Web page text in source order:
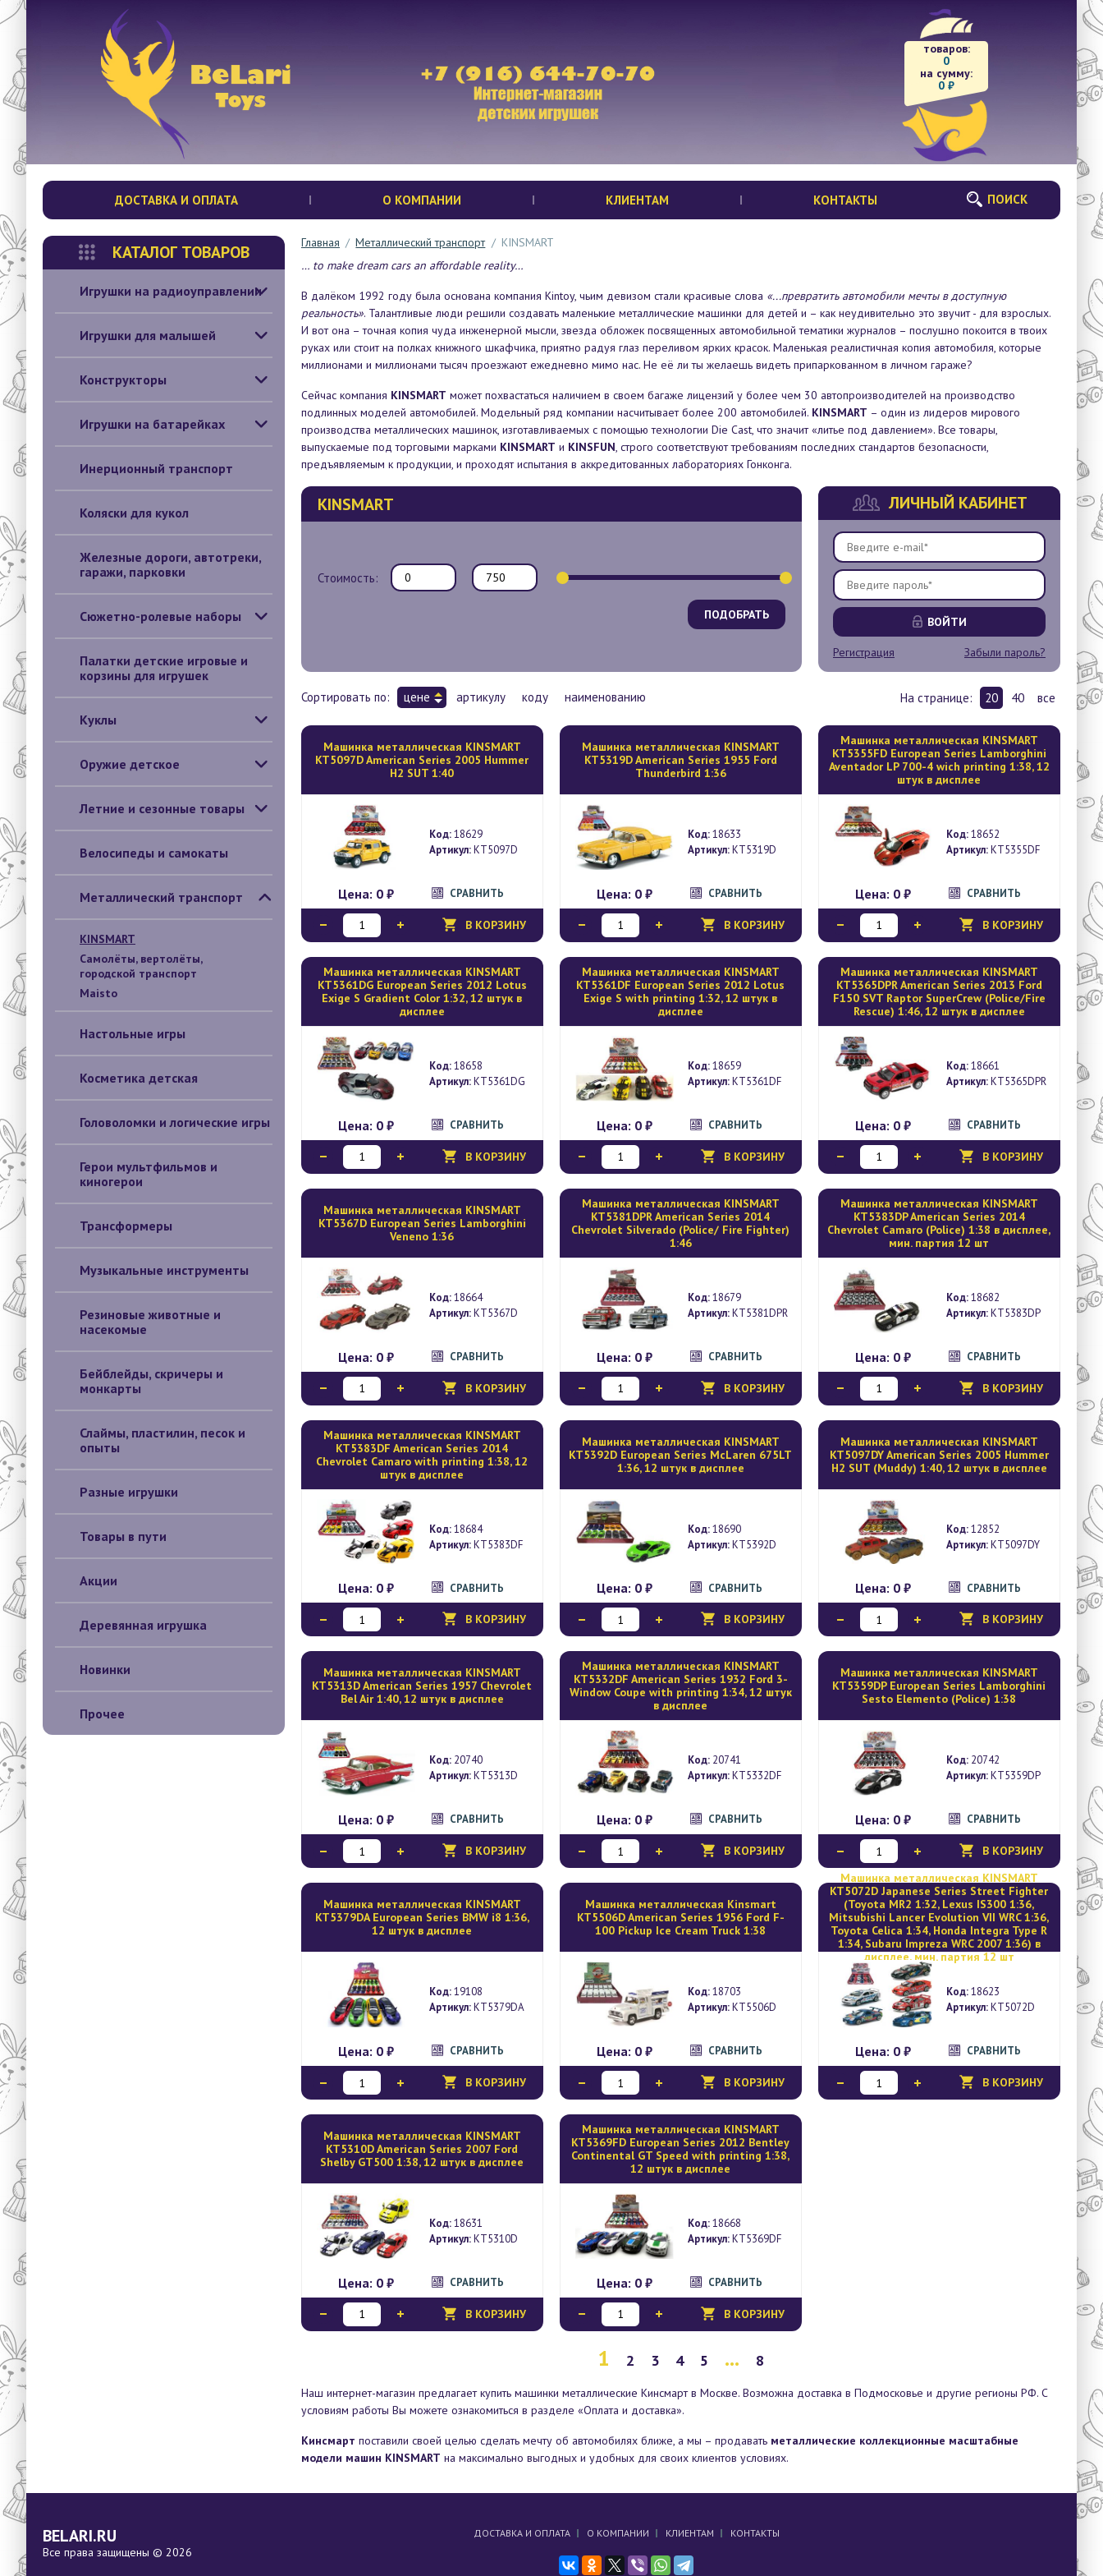
товаров:
0
на сумму:
0 ₽
ДОСТАВКА И ОПЛАТА О КОМПАНИИ КЛИЕНТАМ КОНТАКТЫ ПОИСК
КАТАЛОГ ТОВАРОВ
Игрушки на радиоуправлении
Игрушки для малышей
Конструкторы
Игрушки на батарейках
Инерционный транспорт
Коляски для кукол
Железные дороги, автотреки,
гаражи, парковки
Сюжетно-ролевые наборы
Палатки детские игровые и
корзины для игрушек
Куклы
Оружие детское
Летние и сезонные товары
Велосипеды и самокаты
Металлический транспорт
KINSMART
Самолёты, вертолёты,
городской транспорт
Maisto
Настольные игры
Косметика детская
Головоломки и логические игры
Герои мультфильмов и
киногерои
Трансформеры
Музыкальные инструменты
Резиновые животные и
насекомые
Бейблейды, скричеры и
монкарты
Слаймы, пластилин, песок и
опыты
Разные игрушки
Товары в пути
Акции
Деревянная игрушка
Новинки
Прочее
Главная / Металлический транспорт / KINSMART
… to make dream cars an affordable reality…
В далёком 1992 году была основана компания Kintoy, чьим девизом стали красивые слова «...превратить автомобили мечты в доступную
реальность». Талантливые люди решили создавать маленькие металлические машинки для детей и – как неудивительно это звучит - для взрослых.
И вот она – точная копия чуда инженерной мысли, звезда обложек посвященных автомобильной тематики журналов – послушно покоится в твоих
руках или стоит на полках книжного шкафчика, приятно радуя глаз переливом ярких красок. Маленькая реалистичная копия автомобиля, которые
миллионами и миллионами тысяч проезжают ежедневно мимо нас. Не её ли ты желаешь видеть припаркованном в личном гараже?
Сейчас компания KINSMART может похвастаться наличием в своем багаже лицензий у более чем 30 автопроизводителей на производство
подлинных моделей автомобилей. Модельный ряд компании насчитывает более 200 автомобилей. KINSMART – один из лидеров мирового
производства металлических машинок, изготавливаемых с помощью технологии Die Cast, что значит «литье под давлением». Все товары,
выпускаемые под торговыми марками KINSMART и KINSFUN, строго соответствуют требованиям последних стандартов безопасности,
предъявляемым к продукции, и проходят испытания в аккредитованных лабораториях Гонконга.
KINSMART
Стоимость:
ПОДОБРАТЬ
ЛИЧНЫЙ КАБИНЕТ
ВОЙТИ
Регистрация Забыли пароль?
Сортировать по: цене артикулу коду наименованию На странице: 20 40 все
Mашинка металлическая KINSMART
KT5097D American Series 2005 Hummer
H2 SUT 1:40
Цена: 0 ₽
Код:18629
Артикул:KT5097D
СРАВНИТЬ
В КОРЗИНУ
Mашинка металлическая KINSMART
KT5319D American Series 1955 Ford
Thunderbird 1:36
Цена: 0 ₽
Код:18633
Артикул:KT5319D
СРАВНИТЬ
В КОРЗИНУ
Mашинка металлическая KINSMART
KT5355FD European Series Lamborghini
Aventador LP 700-4 wich printing 1:38, 12
штук в дисплее
Цена: 0 ₽
Код:18652
Артикул:KT5355DF
СРАВНИТЬ
В КОРЗИНУ
Mашинка металлическая KINSMART
KT5361DG European Series 2012 Lotus
Exige S Gradient Color 1:32, 12 штук в
дисплее
Цена: 0 ₽
Код:18658
Артикул:KT5361DG
СРАВНИТЬ
В КОРЗИНУ
Mашинка металлическая KINSMART
KT5361DF European Series 2012 Lotus
Exige S with printing 1:32, 12 штук в
дисплее
Цена: 0 ₽
Код:18659
Артикул:KT5361DF
СРАВНИТЬ
В КОРЗИНУ
Mашинка металлическая KINSMART
KT5365DPR American Series 2013 Ford
F150 SVT Raptor SuperCrew (Police/Fire
Rescue) 1:46, 12 штук в дисплее
Цена: 0 ₽
Код:18661
Артикул:KT5365DPR
СРАВНИТЬ
В КОРЗИНУ
Mашинка металлическая KINSMART
KT5367D European Series Lamborghini
Veneno 1:36
Цена: 0 ₽
Код:18664
Артикул:KT5367D
СРАВНИТЬ
В КОРЗИНУ
Mашинка металлическая KINSMART
KT5381DPR American Series 2014
Chevrolet Silverado (Police/ Fire Fighter)
1:46
Цена: 0 ₽
Код:18679
Артикул:KT5381DPR
СРАВНИТЬ
В КОРЗИНУ
Mашинка металлическая KINSMART
KT5383DP American Series 2014
Chevrolet Camaro (Police) 1:38 в дисплее,
мин. партия 12 шт
Цена: 0 ₽
Код:18682
Артикул:KT5383DP
СРАВНИТЬ
В КОРЗИНУ
Mашинка металлическая KINSMART
KT5383DF American Series 2014
Chevrolet Camaro with printing 1:38, 12
штук в дисплее
Цена: 0 ₽
Код:18684
Артикул:KT5383DF
СРАВНИТЬ
В КОРЗИНУ
Mашинка металлическая KINSMART
KT5392D European Series McLaren 675LT
1:36, 12 штук в дисплее
Цена: 0 ₽
Код:18690
Артикул:KT5392D
СРАВНИТЬ
В КОРЗИНУ
Mашинка металлическая KINSMART
KT5097DY American Series 2005 Hummer
H2 SUT (Muddy) 1:40, 12 штук в дисплее
Цена: 0 ₽
Код:12852
Артикул:KT5097DY
СРАВНИТЬ
В КОРЗИНУ
Mашинка металлическая KINSMART
KT5313D American Series 1957 Chevrolet
Bel Air 1:40, 12 штук в дисплее
Цена: 0 ₽
Код: 20740
Артикул:KT5313D
СРАВНИТЬ
В КОРЗИНУ
Mашинка металлическая KINSMART
KT5332DF American Series 1932 Ford 3-
Window Coupe with printing 1:34, 12 штук
в дисплее
Цена: 0 ₽
Код: 20741
Артикул:KT5332DF
СРАВНИТЬ
В КОРЗИНУ
Mашинка металлическая KINSMART
KT5359DP European Series Lamborghini
Sesto Elemento (Police) 1:38
Цена: 0 ₽
Код: 20742
Артикул:KT5359DP
СРАВНИТЬ
В КОРЗИНУ
Mашинка металлическая KINSMART
KT5379DA European Series BMW i8 1:36,
12 штук в дисплее
Цена: 0 ₽
Код:19108
Артикул:KT5379DA
СРАВНИТЬ
В КОРЗИНУ
Mашинка металлическая Kinsmart
KT5506D American Series 1956 Ford F-
100 Pickup Ice Cream Truck 1:38
Цена: 0 ₽
Код:18703
Артикул:KT5506D
СРАВНИТЬ
В КОРЗИНУ
Mашинка металлическая KINSMART
KT5072D Japanese Series Street Fighter
(Toyota MR2 1:32, Lexus IS300 1:36,
Mitsubishi Lancer Evolution VII WRC 1:36,
Toyota Celica 1:34, Honda Integra Type R
1:34, Subaru Impreza WRC 2007 1:36) в
дисплее, мин. партия 12 шт
Цена: 0 ₽
Код:18623
Артикул:KT5072D
СРАВНИТЬ
В КОРЗИНУ
Mашинка металлическая KINSMART
KT5310D American Series 2007 Ford
Shelby GT500 1:38, 12 штук в дисплее
Цена: 0 ₽
Код:18631
Артикул:KT5310D
СРАВНИТЬ
В КОРЗИНУ
Mашинка металлическая KINSMART
KT5369FD European Series 2012 Bentley
Continental GT Speed with printing 1:38,
12 штук в дисплее
Цена: 0 ₽
Код:18668
Артикул:KT5369DF
СРАВНИТЬ
В КОРЗИНУ
1 2 3 4 5 ... 8
Наш интернет-магазин предлагает купить машинки металлические Кинсмарт в Москве. Возможна доставка в Подмосковье и другие регионы РФ. С
условиям работы Вы можете ознакомиться в разделе «Оплата и доставка».
Кинсмарт поставили своей целью сделать мечту об автомобилях ближе, а мы – продавать металлические коллекционные масштабные
модели машин KINSMART на максимально выгодных и удобных для своих клиентов условиях.
BELARI.RU
Все права защищены © 2026
ДОСТАВКА И ОПЛАТА О КОМПАНИИ КЛИЕНТАМ КОНТАКТЫ